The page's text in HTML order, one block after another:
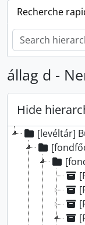
Recherche
állag d -
Hide
[levéltár] Budapesti